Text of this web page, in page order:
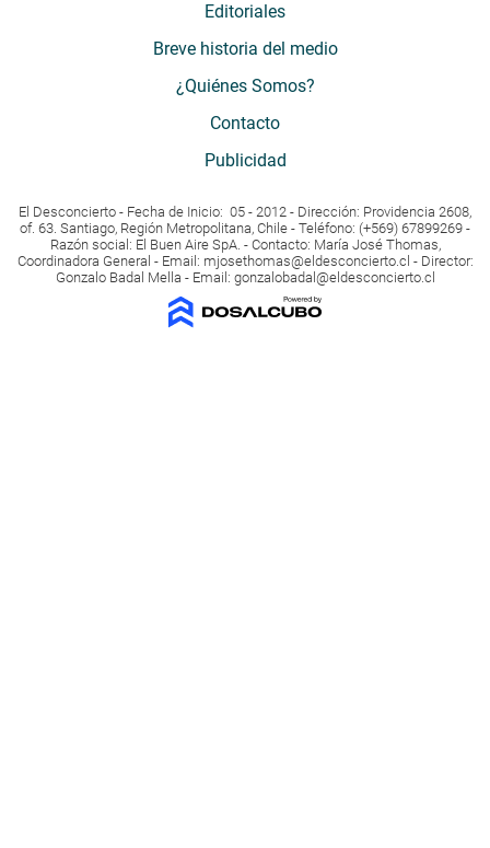
Editoriales
Breve historia del medio
¿Quiénes Somos?
Contacto
Publicidad
El Desconcierto - Fecha de Inicio: 05 - 2012 - Dirección: Providencia 2608,
of. 63. Santiago, Región Metropolitana, Chile - Teléfono: (+569) 67899269 -
Razón social: El Buen Aire SpA. - Contacto: María José Thomas,
Coordinadora General - Email: mjosethomas@eldesconcierto.cl - Director:
Gonzalo Badal Mella - Email: gonzalobadal@eldesconcierto.cl